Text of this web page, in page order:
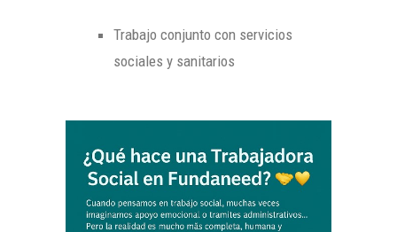
Trabajo conjunto con servicios
sociales y sanitarios